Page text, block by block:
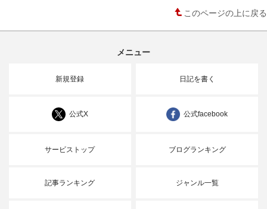
このページの上に戻る
メニュー
新規登録 日記を書く
公式X 公式facebook
サービストップ ブログランキング
記事ランキング ジャンル一覧